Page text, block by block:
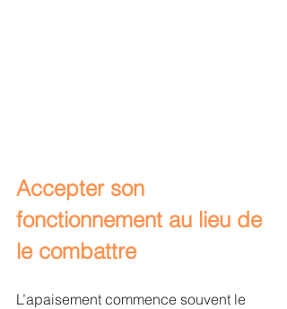
Accepter son
fonctionnement au lieu de
le combattre
L’apaisement commence souvent le